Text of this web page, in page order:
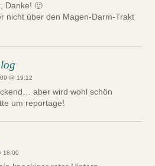
Danke! 🙂
nicht über den Magen-Darm-Trakt
@ 19:12
aber wird wohl schön
um reportage!
18:00